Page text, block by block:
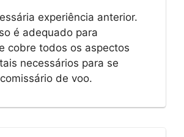
experiência anterior.
é adequado para
cobre todos os aspectos
necessários para se
de voo.